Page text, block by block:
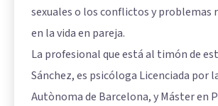
sexuales o los conflictos y problemas
en la vida en pareja.
La profesional que está al timón de
Sánchez, es psicóloga Licenciada por
Autònoma de Barcelona, y Máster en